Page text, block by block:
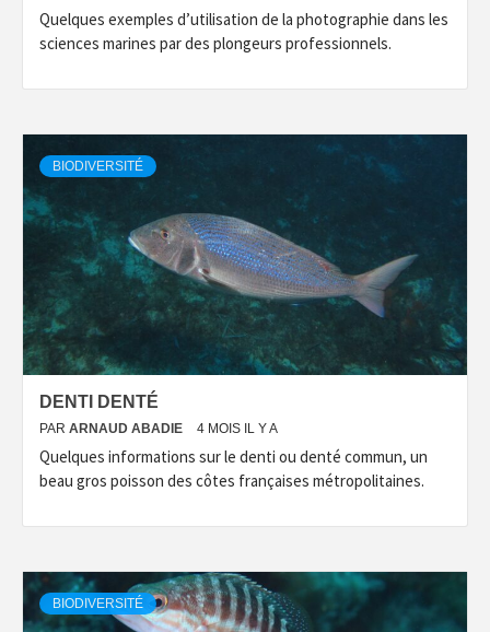
Quelques exemples d’utilisation de la photographie dans les
sciences marines par des plongeurs professionnels.
BIODIVERSITÉ
DENTI DENTÉ
PAR ARNAUD ABADIE 4 MOIS IL Y A
Quelques informations sur le denti ou denté commun, un
beau gros poisson des côtes françaises métropolitaines.
BIODIVERSITÉ